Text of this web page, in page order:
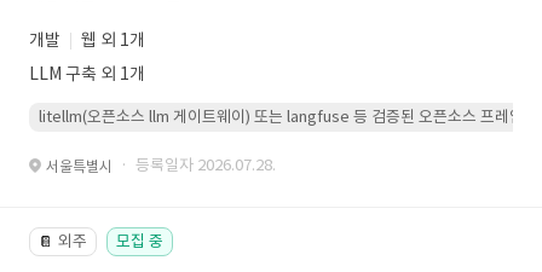
개발
웹 외 1개
LLM 구축 외 1개
litellm(오픈소스 llm 게이트웨이) 또는 langfuse 등 검증된 오픈소스 프레임워
서울특별시 · 등록일자 2026.07.28.
📔 외주 모집 중